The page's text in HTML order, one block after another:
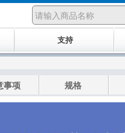
支持
事项 规格